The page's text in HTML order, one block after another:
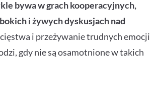
bywa w grach kooperacyjnych,
i żywych dyskusjach nad
i przeżywanie trudnych emocji
gdy nie są osamotnione w takich